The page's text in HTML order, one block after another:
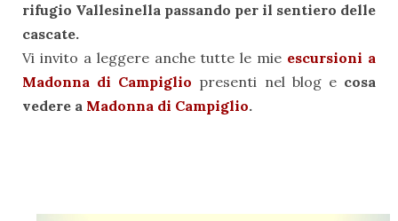
rifugio Vallesinella passando per il sentiero delle
cascate.
Vi invito a leggere anche tutte le mie escursioni a
Madonna di Campiglio presenti nel blog e cosa
vedere a Madonna di Campiglio.